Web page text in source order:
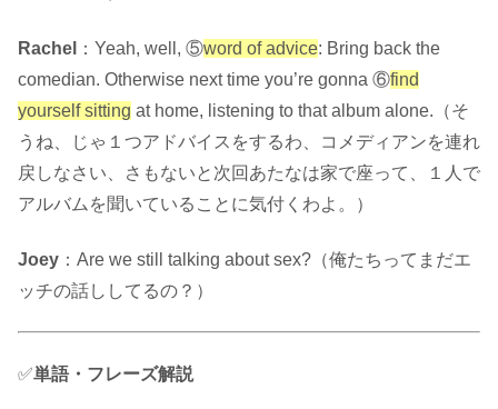
Rachel ：Yeah, well, ⑤word of advice: Bring back the
comedian. Otherwise next time you’re gonna ⑥find
yourself sitting at home, listening to that album alone.（そ
うね、じゃ１つアドバイスをするわ、コメディアンを連れ
戻しなさい、さもないと次回あたなは家で座って、１人で
アルバムを聞いていることに気付くわよ。
）
Joey ：Are we still talking about sex?（俺たちってまだエ
ッチの話ししてるの？）
✅単語・フレーズ解説